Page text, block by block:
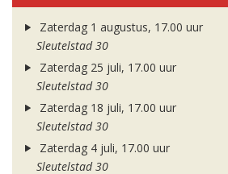
Zaterdag 1 augustus, 17.00 uur
Sleutelstad 30
Zaterdag 25 juli, 17.00 uur
Sleutelstad 30
Zaterdag 18 juli, 17.00 uur
Sleutelstad 30
Zaterdag 4 juli, 17.00 uur
Sleutelstad 30